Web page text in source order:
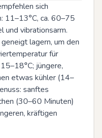
sich
11–13°C, ca. 60–75
und vibrationsarm.
lagern, um den
für
jüngere,
etwas kühler (14–
sanftes
(30–60 Minuten)
kräftigen